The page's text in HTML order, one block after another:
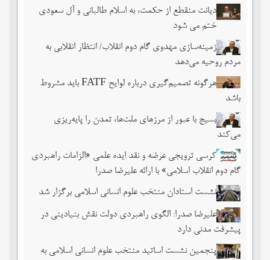
دیانت منقطع از حکمت، به اسلام طالبانی و آل سعودی
ختم می شود
زمینه‌سازی مهدوی گام دوم انقلاب/ انتظار انقلابی به
مردم روحیه می‌دهد
هرگونه تصمیم‌گیری درباره لوایح FATF باید مشروط
باشد
بسیج با عبور از مرزهای ملت‌‌ها، تمدن را پایه‌ریزی
می‌کند
کرسی ترویجی عرضه و نقد ایده علمی «الزامات راهبردی
گام دوم انقلاب اسلامی» با ارائه علیرضا صدرا
نشست استادان منتخب علوم انسانی اسلامی برگزار شد
علیرضا صدرا: الگوی راهبردی دولت نقش بنیادینی در
پیشرفت مدنی دارد
پنجمین نشست اساتید منتخب علوم انسانی اسلامی به